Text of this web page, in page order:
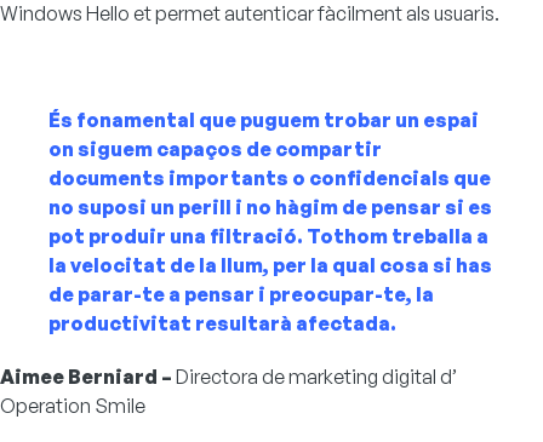
Windows Hello et permet autenticar fàcilment als usuaris.
És fonamental que puguem trobar un espai
on siguem capaços de compartir
documents importants o confidencials que
no suposi un perill i no hàgim de pensar si es
pot produir una filtració. Tothom treballa a
la velocitat de la llum, per la qual cosa si has
de parar-te a pensar i preocupar-te, la
productivitat resultarà afectada.
Aimee Berniard – Directora de marketing digital d’
Operation Smile